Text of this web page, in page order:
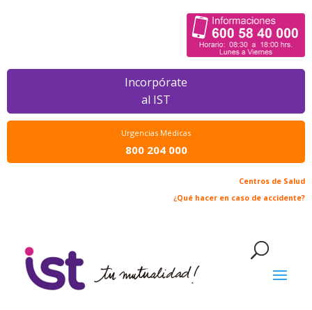
Incorpórate
al IST
Urgencias Médicas
800 204 000
Centros de Salud
¿Qué hacer en caso de accidente?